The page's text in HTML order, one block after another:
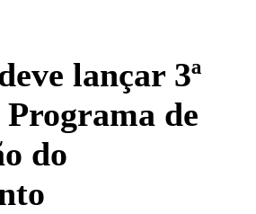
lançar 3ª
Programa de
do